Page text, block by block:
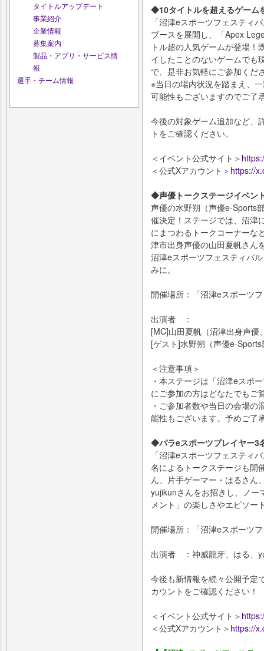
タイトルアップデート
事業紹介
企業情報
募集案内
製品・アプリ・サービス情
報
選手・チーム情報
◆10タイトルを超えるゲーム
「沼津eスポーツフェスティ
ブースを展開し、「Apex
トル超の人気ゲームが登場
イしたことのないゲームでも
で、是非お気軽にご参加くだ
※当日の場内状況を踏まえ、
可能性もございますのでご了
今後の対象ゲーム追加など、
トをご確認ください。
＜イベント公式サイト＞
＜公式Xアカウント＞ https://
◆声優トークステージイベン
声優の水野朔（声優e-Sports
催決定！ステージでは、沼津
にまつわるトークコーナーな
津市出身声優の山田夏帆さん
沼津eスポーツフェスティバ
みに。
開催場所：「沼津eスポーツ
出演者 ：
[MC]山田夏帆（沼津出身声優
[ゲスト]水野朔（声優e-
＜注意事項＞
・本ステージは「沼津eスポ
にご参加の方はどなたでもご
・ご参加者数や当日の会場
能性もございます。予めご了
◆パラeスポーツプレイヤー3
「沼津eスポーツフェスティ
名によるトークステージも開
ん、片手ゲーマー・はるさん
yujikunさんをお招きし、ノー
メント」の楽しさやエピソー
開催場所：「沼津eスポーツ
出演者 ：神威龍牙、はる、
今後も新情報を続々公開予定
カウントをご確認ください！
＜イベント公式サイト＞
＜公式Xアカウント＞ https://